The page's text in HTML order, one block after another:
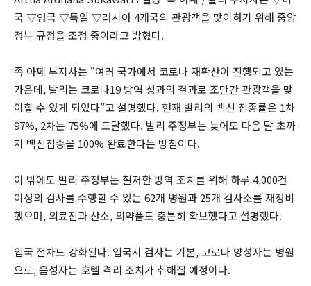
국 ▽영국 ▽독일 ▽러시아 4개국의 관광객을 맞이하기 위해 중앙
정부 규정을 조정 중이라고 밝혔다.
족 아쩨 부지사는 “여러 국가에서 코로나 재확산이 진행되고 있는
가운데, 발리는 코로나19 방역 성과의 결과로 조만간 관광객을 맞
이할 수 있게 되었다”고 설명했다. 현재 발리의 백신 접종률은 1차
97%, 2차는 75%에 도달했다. 발리 주정부는 늦어도 다음 달 초까
지 백신접종을 100% 완료한다는 방침이다.
이 밖에도 발리 주정부는 철저한 방역 조치를 위해 하루 4,000건
이상의 검사를 수행할 수 있는 62개 병원과 25개 검사소를 재정비
했으며, 의료진과 산소, 의약품도 충분히 확보했다고 설명했다.
입국 절차도 강화된다. 입국시 검사는 기본, 코로나 양성자는 병원
으로, 음성자는 호텔 격리 조치가 취해질 예정이다.